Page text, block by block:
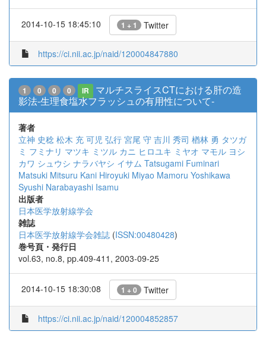
2014-10-15 18:45:10 1 + 1 Twitter
https://ci.nii.ac.jp/naid/120004847880
1 0 0 0 IR
マルチスライスCTにおける肝の造
影法-生理食塩水フラッシュの有用性について-
著者
立神 史稔 松木 充 可児 弘行 宮尾 守 吉川 秀司 楢林 勇 タツガ
ミ フミナリ マツキ ミツル カニ ヒロユキ ミヤオ マモル ヨシ
カワ シュウシ ナラバヤシ イサム Tatsugami Fuminari
Matsuki Mitsuru Kani Hiroyuki Miyao Mamoru Yoshikawa
Syushi Narabayashi Isamu
出版者
日本医学放射線学会
雑誌
日本医学放射線学会雑誌 (ISSN:00480428)
巻号頁・発行日
vol.63, no.8, pp.409-411, 2003-09-25
2014-10-15 18:30:08 1 + 0 Twitter
https://ci.nii.ac.jp/naid/120004852857